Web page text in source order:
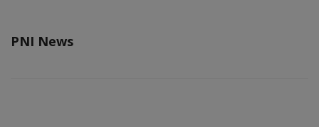
PNI News